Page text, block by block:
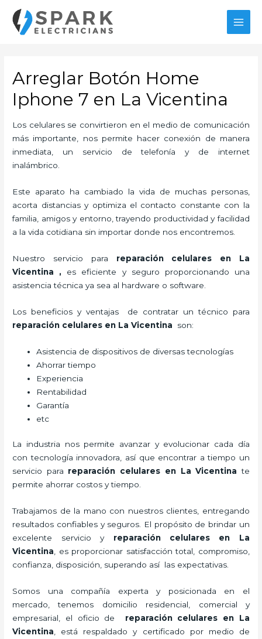
contenido
Arreglar Botón Home
Iphone 7 en La Vicentina
Los celulares se convirtieron en el medio de comunicación
más importante, nos permite hacer conexión de manera
inmediata, un servicio de telefonía y de internet
inalámbrico.
Este aparato ha cambiado la vida de muchas personas,
acorta distancias y optimiza el contacto constante con la
familia, amigos y entorno, trayendo productividad y facilidad
a la vida cotidiana sin importar donde nos encontremos.
Nuestro servicio para reparación celulares
en La
Vicentina
, es eficiente y seguro proporcionando una
asistencia técnica ya sea al hardware o software.
Los beneficios y ventajas de contratar un técnico para
reparación celulares en La Vicentina son:
Asistencia de dispositivos de diversas tecnologías
Ahorrar tiempo
Experiencia
Rentabilidad
Garantía
etc
La industria nos permite avanzar y evolucionar cada día
con tecnología innovadora, así que encontrar a tiempo un
servicio para reparación celulares en La Vicentina te
permite ahorrar costos y tiempo.
Trabajamos de la mano con nuestros clientes, entregando
resultados confiables y seguros. El propósito de brindar un
excelente servicio y reparación celularesen La
Vicentina , es proporcionar satisfacción total, compromiso,
confianza, disposición, superando así las expectativas.
Somos una compañía experta y posicionada en el
mercado, tenemos domicilio residencial, comercial y
empresarial, el oficio de reparación celulares en La
Vicentina , está respaldado y certificado por medio de